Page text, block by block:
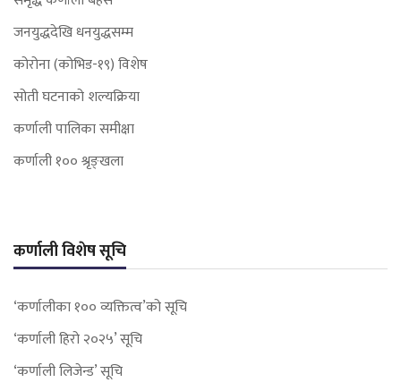
जनयुद्धदेखि धनयुद्धसम्म
कोरोना (कोभिड-१९) विशेष
सोती घटनाको शल्यक्रिया
कर्णाली पालिका समीक्षा
कर्णाली १०० श्रृङ्खला
कर्णाली विशेष सूचि
‘कर्णालीका १०० व्यक्तित्व’को सूचि
‘कर्णाली हिरो २०२५’ सूचि
‘कर्णाली लिजेन्ड’ सूचि